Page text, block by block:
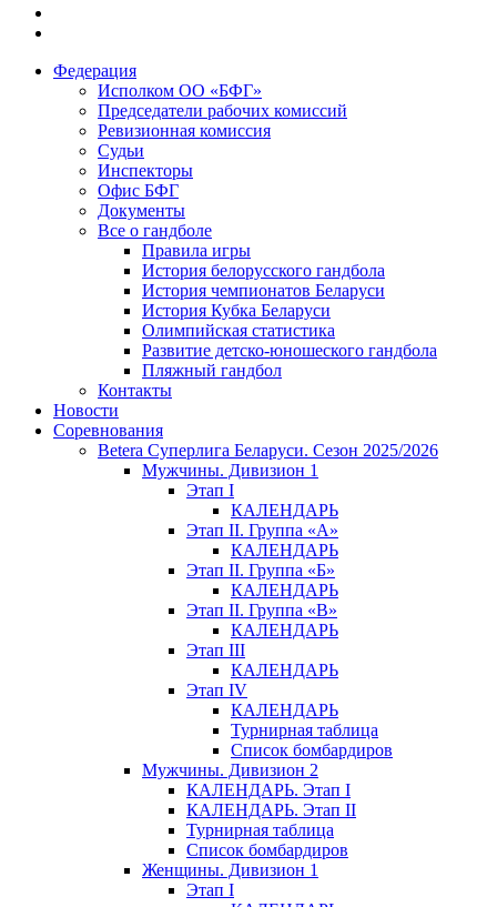
Федерация
Исполком ОО «БФГ»
Председатели рабочих комиссий
Ревизионная комиссия
Судьи
Инспекторы
Офис БФГ
Документы
Все о гандболе
Правила игры
История белорусского гандбола
История чемпионатов Беларуси
История Кубка Беларуси
Олимпийская статистика
Развитие детско-юношеского гандбола
Пляжный гандбол
Контакты
Новости
Соревнования
Betera Суперлига Беларуси. Сезон 2025/2026
Мужчины. Дивизион 1
Этап I
КАЛЕНДАРЬ
Этап II. Группа «А»
КАЛЕНДАРЬ
Этап II. Группа «Б»
КАЛЕНДАРЬ
Этап II. Группа «В»
КАЛЕНДАРЬ
Этап III
КАЛЕНДАРЬ
Этап IV
КАЛЕНДАРЬ
Турнирная таблица
Список бомбардиров
Мужчины. Дивизион 2
КАЛЕНДАРЬ. Этап I
КАЛЕНДАРЬ. Этап II
Турнирная таблица
Список бомбардиров
Женщины. Дивизион 1
Этап I